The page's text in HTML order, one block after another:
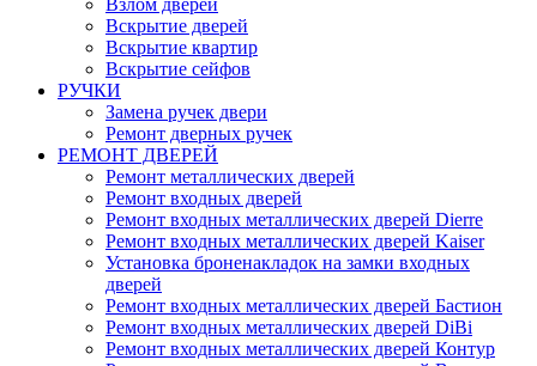
Взлом дверей
Вскрытие дверей
Вскрытие квартир
Вскрытие сейфов
РУЧКИ
Замена ручек двери
Ремонт дверных ручек
РЕМОНТ ДВЕРЕЙ
Ремонт металлических дверей
Ремонт входных дверей
Ремонт входных металлических дверей Dierre
Ремонт входных металлических дверей Kaiser
Установка броненакладок на замки входных
дверей
Ремонт входных металлических дверей Бастион
Ремонт входных металлических дверей DiBi
Ремонт входных металлических дверей Контур